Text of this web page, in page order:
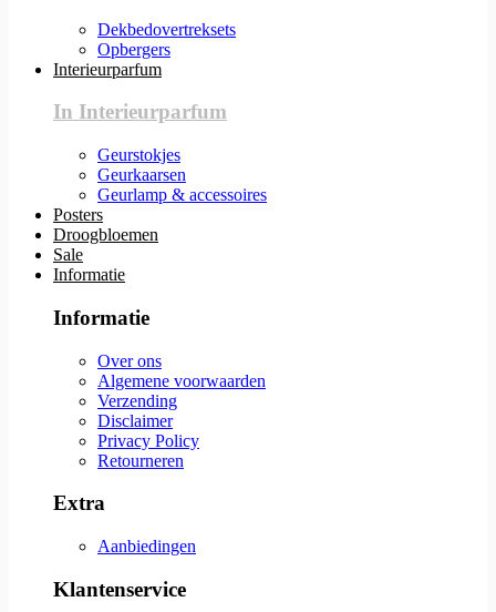
Dekbedovertreksets
Opbergers
Interieurparfum
In Interieurparfum
Geurstokjes
Geurkaarsen
Geurlamp & accessoires
Posters
Droogbloemen
Sale
Informatie
Informatie
Over ons
Algemene voorwaarden
Verzending
Disclaimer
Privacy Policy
Retourneren
Extra
Aanbiedingen
Klantenservice